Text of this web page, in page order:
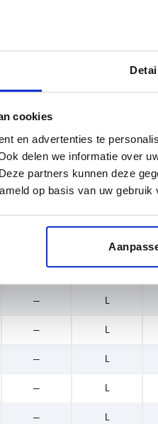
cookies
en advertenties te
delen we informatie over
partners kunnen deze
op basis van uw gebruik
T Vorm
10 K
12 K
14 K
K
K
— L
— L
— L
— L
— L